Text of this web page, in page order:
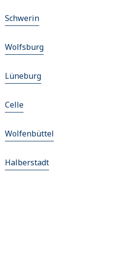
Schwerin
Wolfsburg
Lüneburg
Celle
Wolfenbüttel
Halberstadt